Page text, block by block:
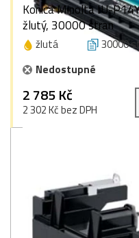
Konica Minolta IU-
žlutý, 30000 stran
žlutá 30000
Nedostupné
2 785 Kč
2 302 Kč bez DPH